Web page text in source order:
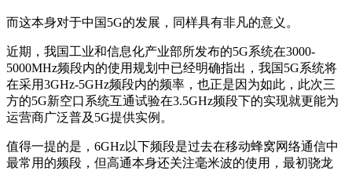
而这本身对于中国5G的发展，同样具有非凡的意义。
近期，我国工业和信息化产业部所发布的5G系统在3000-
5000MHz频段内的使用规划中已经明确指出，我国5G系统将
在采用3GHz-5GHz频段内的频率，也正是因为如此，此次三
方的5G新空口系统互通试验在3.5GHz频段下的实现就更能为
运营商广泛普及5G提供实例。
值得一提的是，6GHz以下频段是过去在移动蜂窝网络通信中
最常用的频段，但高通本身还关注毫米波的使用，最初骁龙